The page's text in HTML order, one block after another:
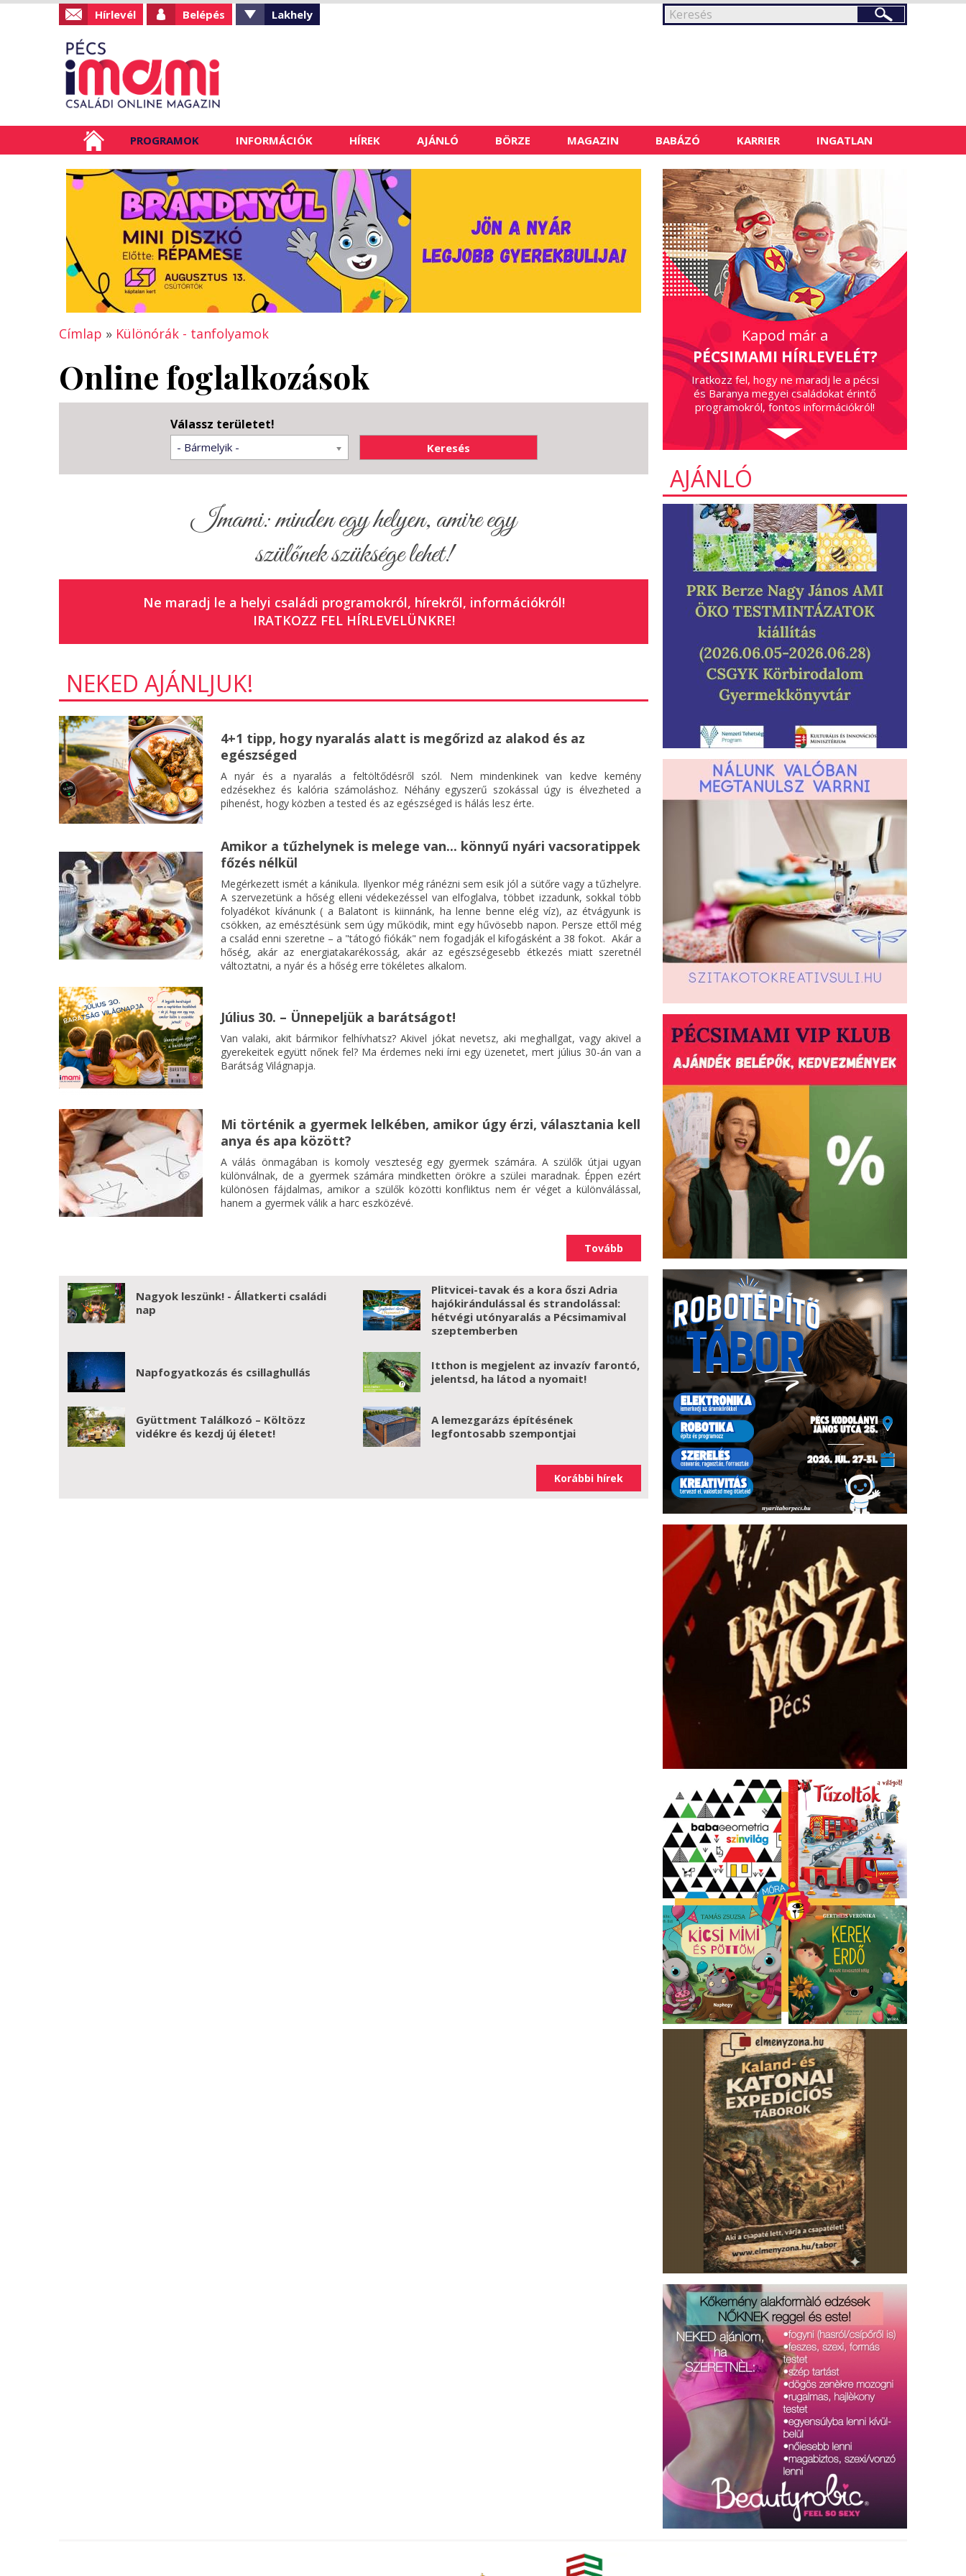
Hírlevél Belépés Lakhely
PROGRAMOK INFORMÁCIÓK HÍREK AJÁNLÓ BÖRZE MAGAZIN BABÁZÓ KARRIER INGATLAN
Címlap » Különórák - tanfolyamok
Online foglalkozások
Válassz területet!
- Bármelyik -
Imami: minden egy helyen, amire egy
szülőnek szüksége lehet!
Ne maradj le a helyi családi programokról, hírekről, információkról!
IRATKOZZ FEL HÍRLEVELÜNKRE!
NEKED AJÁNLJUK!
4+1 tipp, hogy nyaralás alatt is megőrizd az alakod és az
egészséged
A nyár és a nyaralás a feltöltődésről szól. Nem mindenkinek van kedve kemény
edzésekhez és kalória számoláshoz. Néhány egyszerű szokással úgy is élvezheted a
pihenést, hogy közben a tested és az egészséged is hálás lesz érte.
Amikor a tűzhelynek is melege van... könnyű nyári vacsoratippek
főzés nélkül
Megérkezett ismét a kánikula. Ilyenkor még ránézni sem esik jól a sütőre vagy a tűzhelyre.
A szervezetünk a hőség elleni védekezéssel van elfoglalva, többet izzadunk, sokkal több
folyadékot kívánunk ( a Balatont is kiinnánk, ha lenne benne elég víz), az étvágyunk is
csökken, az emésztésünk sem úgy működik, mint egy hűvösebb napon. Persze ettől még
a család enni szeretne – a "tátogó fiókák" nem fogadják el kifogásként a 38 fokot. Akár a
hőség, akár az energiatakarékosság, akár az egészségesebb étkezés miatt szeretnél
változtatni, a nyár és a hőség erre tökéletes alkalom.
Július 30. – Ünnepeljük a barátságot!
Van valaki, akit bármikor felhívhatsz? Akivel jókat nevetsz, aki meghallgat, vagy akivel a
gyerekeitek együtt nőnek fel? Ma érdemes neki írni egy üzenetet, mert július 30-án van a
Barátság Világnapja.
Mi történik a gyermek lelkében, amikor úgy érzi, választania kell
anya és apa között?
A válás önmagában is komoly veszteség egy gyermek számára. A szülők útjai ugyan
különválnak, de a gyermek számára mindketten örökre a szülei maradnak. Éppen ezért
különösen fájdalmas, amikor a szülők közötti konfliktus nem ér véget a különválással,
hanem a gyermek válik a harc eszközévé.
Tovább
Nagyok leszünk! - Állatkerti családi
nap
Plitvicei-tavak és a kora őszi Adria
hajókirándulással és strandolással:
hétvégi utónyaralás a Pécsimamival
szeptemberben
Napfogyatkozás és csillaghullás
Itthon is megjelent az invazív farontó,
jelentsd, ha látod a nyomait!
Gyüttment Találkozó – Költözz
vidékre és kezdj új életet!
A lemezgarázs építésének
legfontosabb szempontjai
Korábbi hírek
Kapod már a
PÉCSIMAMI HÍRLEVELÉT?
Iratkozz fel, hogy ne maradj le a pécsi
és Baranya megyei családokat érintő
programokról, fontos információkról!
AJÁNLÓ